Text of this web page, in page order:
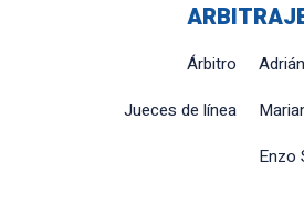
Árbitro
Jueces de línea
Enzo